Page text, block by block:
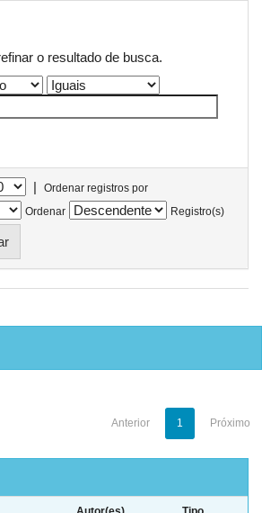
o resultado de busca.
|
Ordenar registros por
Ordenar
Registro(s)
Anterior 1 Próximo